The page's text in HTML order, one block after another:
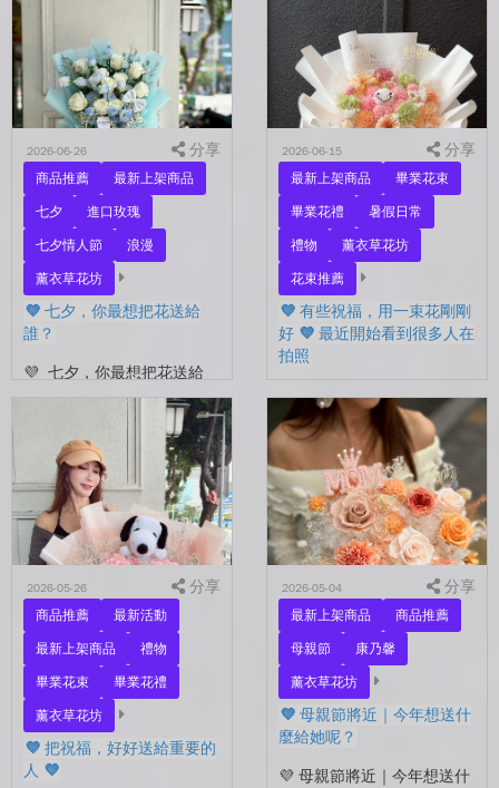
沒有說過喜歡，卻早已習慣
彼此存在。 七夕快到...
說的辛苦了、想說的我愛
你。 常常就這樣，留到了
下...
2026-06-26 分享
商品推薦
最新上架商品
七夕
進口玫瑰
七夕情人節
浪漫
薰衣草花坊
💜 七夕，你最想把花送給
誰？
💜 七夕，你最想把花送給
誰？ 是陪你走過每一天的
另一半，是一直默默支持你
的家人，還是那個努力生活
的自己？ 花，不一定要等
到特別的人才能收到。...
2026-06-15 分享
最新上架商品
畢業花束
畢業花禮
暑假日常
禮物
薰衣草花坊
花束推薦
💜 有些祝福，用一束花剛剛
好 💜 最近開始看到很多人在
拍照
💜 有些祝福，用一束花剛剛
好 💜 最近開始看到很多人
在拍照📷 穿著學士服、抱著
花束，笑著紀錄這段重要的
時光🤍 一路走到現在，一
定有很多不容易。 熬過考
試...
2026-05-26 分享
商品推薦
最新活動
最新上架商品
禮物
畢業花束
畢業花禮
薰衣草花坊
💜 把祝福，好好送給重要的
人 💜
2026-05-04 分享
最新上架商品
商品推薦
母親節
康乃馨
薰衣草花坊
💜 母親節將近｜今年想送什
麼給她呢？
💜 母親節將近｜今年想送什